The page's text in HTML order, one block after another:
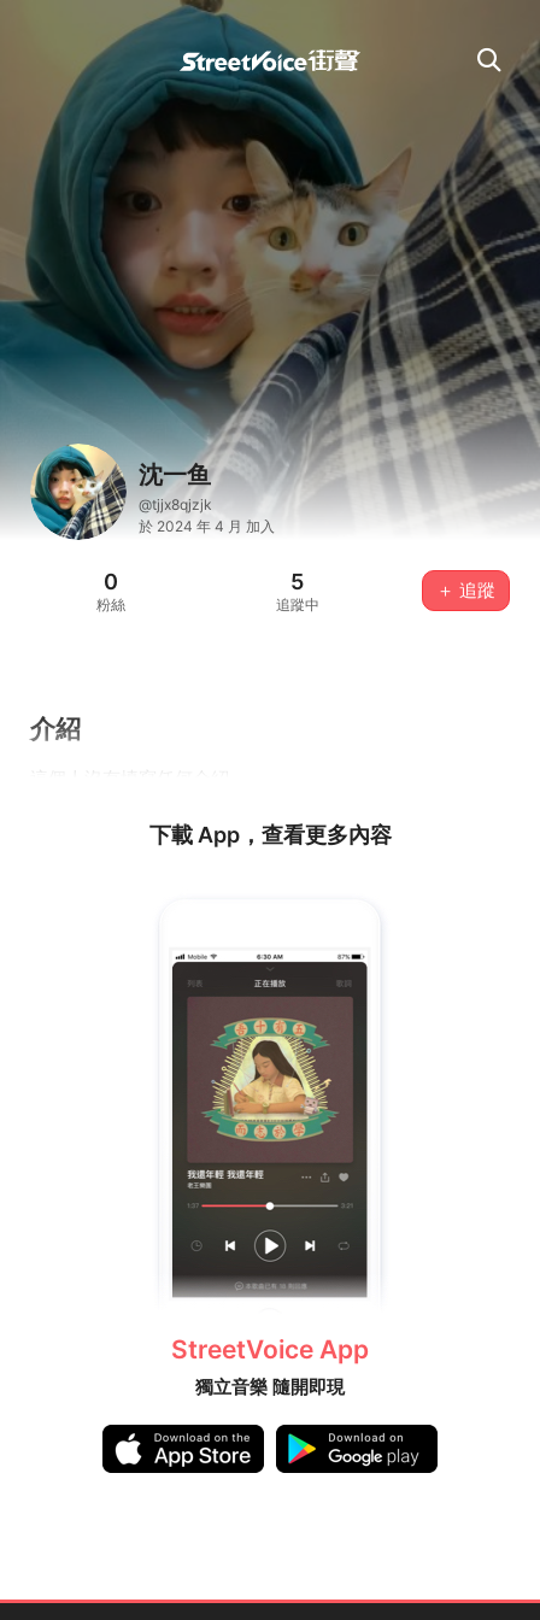
沈一鱼
@tjjx8qjzjk
於 2024 年 4 月 加入
0
粉絲
5
追蹤中
＋ 追蹤
介紹
下載 App，查看更多內容
StreetVoice App
獨立音樂 隨開即現